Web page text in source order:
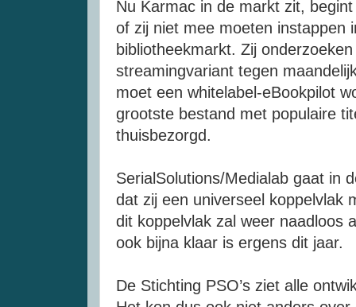
Nu Karmac in de markt zit,
of zij niet mee moeten instappen
bibliotheekmarkt. Zij
streamingvariant tegen
moet een whitelabel-eBookpilot
grootste bestand met populaire
thuisbezorgd.
SerialSolutions/Medialab gaat in
dat zij een universeel koppelvlak
dit koppelvlak zal weer naadloos
ook bijna klaar is ergens dit jaar.
De Stichting PSO’s ziet alle